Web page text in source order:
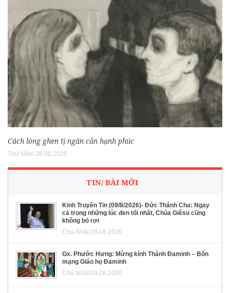
Cách lòng ghen tị ngăn cản hạnh phúc
Thứ Năm 28.08.2025
TIN/ BÀI MỚI
Kinh Truyền Tin (09/8/2026)- Đức Thánh Cha: Ngay
cả trong những lúc đen tối nhất, Chúa Giêsu cũng
không bỏ rơi
Chủ Nhật 09.08.2026
Gx. Phước Hưng: Mừng kính Thánh Đaminh – Bổn
mạng Giáo họ Đaminh
Chủ Nhật 09.08.2026